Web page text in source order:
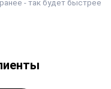
- так будет быстрее